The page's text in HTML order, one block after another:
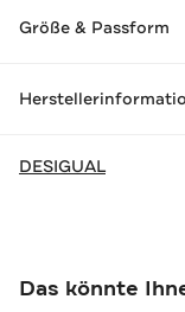
Größe & Passform
DESIGUAL
Das könnte